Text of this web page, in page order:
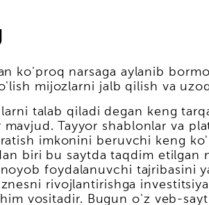
ko'proq narsaga aylanib
mijozlarni jalb qilish va
talab qiladi degan keng
Tayyor shablonlar va
imkonini beruvchi keng
biri bu saytda taqdim
foydalanuvchi tajribasini
rivojlantirishga
vositadir. Bugun o'z veb-